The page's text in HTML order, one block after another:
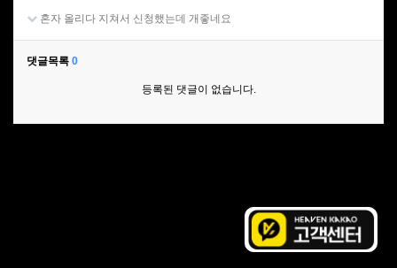
혼자 올리다 지쳐서 신청했는데 개좋네요
댓글목록 0
등록된 댓글이 없습니다.